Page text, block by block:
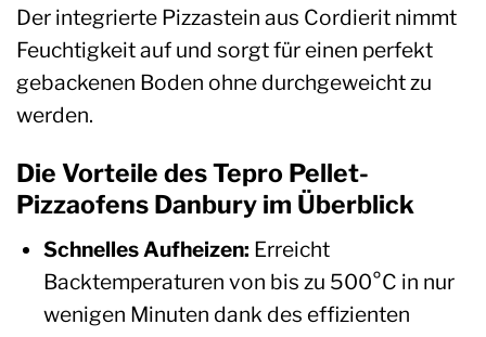
Der integrierte Pizzastein aus Cordierit nimmt
Feuchtigkeit auf und sorgt für einen perfekt
gebackenen Boden ohne durchgeweicht zu
werden.
Die Vorteile des Tepro Pellet-
Pizzaofens Danbury im Überblick
Schnelles Aufheizen: Erreicht
Backtemperaturen von bis zu 500°C in nur
wenigen Minuten dank des effizienten